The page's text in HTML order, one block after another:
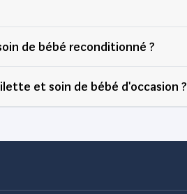
de bébé reconditionné ?
et soin de bébé d'occasion ?